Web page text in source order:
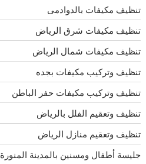
تنظيف مكيفات بالدوادمى
تنظيف مكيفات شرق الرياض
تنظيف مكيفات شمال الرياض
تنظيف وتركيب مكيفات بجده
تنظيف وتركيب مكيفات حفر الباطن
تنظيف وتعقيم الفلل بالرياض
تنظيف وتعقيم منازل الرياض
جليسة أطفال ومسنين بالمدينة المنورة